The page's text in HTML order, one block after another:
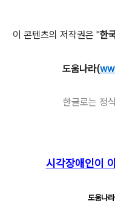
이 콘텐츠의 저작권은 "한
도움나라(
한글로는 정
시각장애인이
도움나